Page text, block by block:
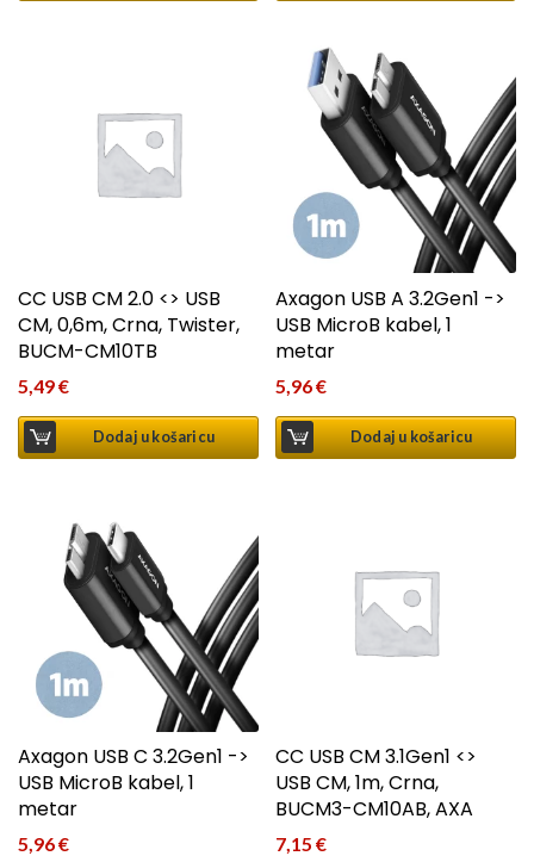
CC USB CM 2.0 <> USB
CM, 0,6m, Crna, Twister,
BUCM-CM10TB
5,49€
Dodaj u košaricu
Axagon USB A 3.2Gen1 ->
USB MicroB kabel, 1
metar
5,96€
Dodaj u košaricu
Axagon USB C 3.2Gen1 ->
USB MicroB kabel, 1
metar
5,96€
CC USB CM 3.1Gen1 <>
USB CM, 1m, Crna,
BUCM3-CM10AB, AXA
7,15€